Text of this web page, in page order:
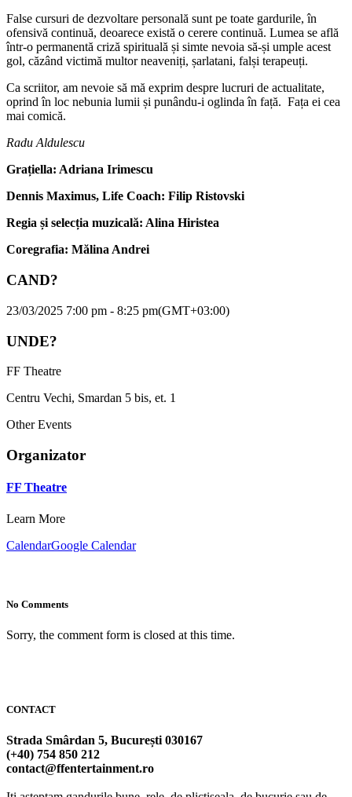
False cursuri de dezvoltare personală sunt pe toate gardurile, în
ofensivă continuă, deoarece există o cerere continuă. Lumea se află
într-o permanentă criză spirituală și simte nevoia să-și umple acest
gol, căzând victimă multor neaveniți, șarlatani, falși terapeuți.
Ca scriitor, am nevoie să mă exprim despre lucruri de actualitate,
oprind în loc nebunia lumii și punându-i oglinda în față. Fața ei cea
mai comică.
Radu Aldulescu
Grațiella: Adriana Irimescu
Dennis Maximus, Life Coach: Filip Ristovski
Regia și selecția muzicală: Alina Hiristea
Coregrafia: Mălina Andrei
CAND?
23/03/2025 7:00 pm - 8:25 pm(GMT+03:00)
UNDE?
FF Theatre
Centru Vechi, Smardan 5 bis, et. 1
Other Events
Organizator
FF Theatre
Learn More
CalendarGoogle Calendar
No Comments
Sorry, the comment form is closed at this time.
CONTACT
Strada Smârdan 5, București 030167
(+40) 754 850 212
contact@ffentertainment.ro